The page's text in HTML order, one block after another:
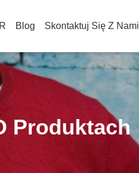
Blog Skontaktuj Się Z Nami
Produktach